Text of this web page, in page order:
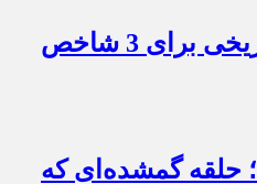
ثبت بالاترین رکورد تاریخی برای 3 شاخص
حلقه گمشده‌ای که